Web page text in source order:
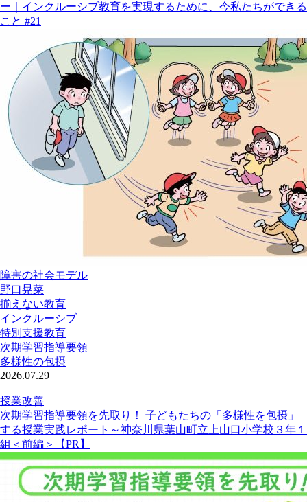
ー｜インクルーシブ教育を実現するために、今私たちができる
こと #21
障害の社会モデル
野口晃菜
揃えない教育
インクルーシブ
特別支援教育
次期学習指導要領
多様性の包摂
2026.07.29
授業改善
次期学習指導要領を先取り！ 子どもたちの「多様性を包摂」
する授業実践レポート～神奈川県葉山町立上山口小学校３年１
組＜前編＞【PR】